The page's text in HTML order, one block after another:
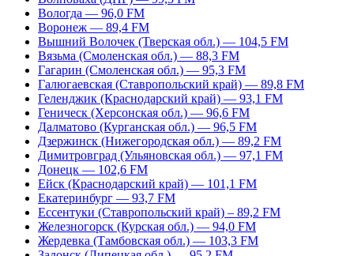
Вологда — 96,0 FM
Воронеж — 89,4 FM
Вышний Волочек (Тверская обл.) — 104,5 FM
Вязьма (Смоленская обл.) — 88,3 FM
Гагарин (Смоленская обл.) — 95,3 FM
Галюгаевская (Ставропольский край) — 89,8 FM
Геленджик (Краснодарский край) — 93,1 FM
Геническ (Херсонская обл.) — 96,6 FM
Далматово (Курганская обл.) — 96,5 FM
Дзержинск (Нижегородская обл.) — 89,2 FM
Димитровград (Ульяновская обл.) — 97,1 FM
Донецк — 102,6 FM
Ейск (Краснодарский край) — 101,1 FM
Екатеринбург — 93,7 FM
Ессентуки (Ставропольский край) – 89,2 FM
Железногорск (Курская обл.) — 94,0 FM
Жердевка (Тамбовская обл.) — 103,3 FM